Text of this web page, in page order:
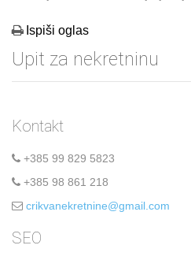
Ispiši oglas
Upit za nekretninu
Kontakt
+385 99 829 5823
+385 98 861 218
crikvanekretnine@gmail.com
SEO